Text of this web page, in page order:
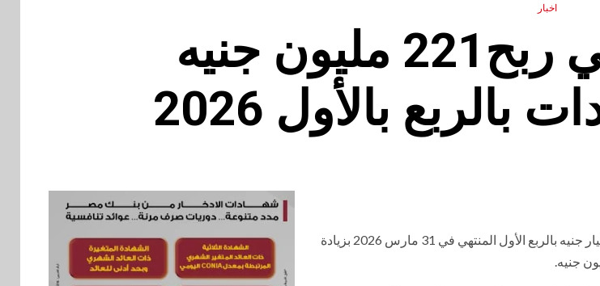
اخبار
ڤاليو تحقق صافي ربح221 مليون جنيه
للتمويل الاستهلاكي إجمالي إيرادات بقيمة 1.52 مليار جنيه بالربع الأول المنتهي في 31 مارس 2026 بزيادة